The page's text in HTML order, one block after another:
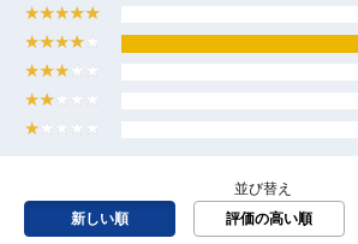
並び替え
新しい順
評価の高い順